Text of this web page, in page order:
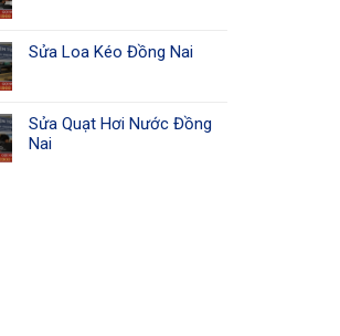
Sửa Loa Kéo Đồng Nai
Sửa Quạt Hơi Nước Đồng
Nai